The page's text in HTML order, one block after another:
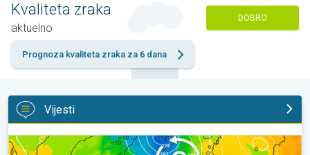
Kvaliteta zraka
aktuelno
DOBRO
Prognoza kvaliteta zraka za 6 dana
Vijesti
Vrući dani i dalje, toplije do utorka. Ne i posvuda suho. . .